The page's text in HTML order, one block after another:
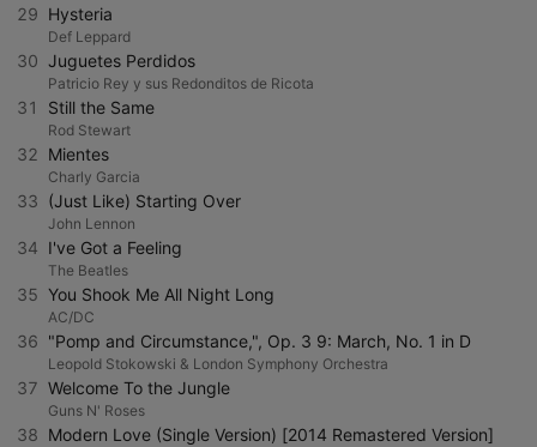
29 Hysteria
Def Leppard
30 Juguetes Perdidos
Patricio Rey y sus Redonditos de Ricota
31 Still the Same
Rod Stewart
32 Mientes
Charly Garcia
33 (Just Like) Starting Over
John Lennon
34 I've Got a Feeling
The Beatles
35 You Shook Me All Night Long
AC/DC
36 "Pomp and Circumstance,", Op. 3 9: March, No. 1 in D
Leopold Stokowski & London Symphony Orchestra
37 Welcome To the Jungle
Guns N' Roses
38 Modern Love (Single Version) [2014 Remastered Version]